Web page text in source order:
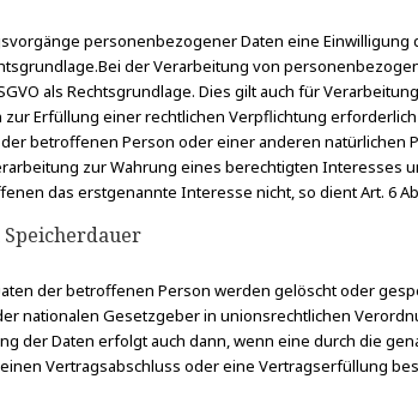
personenbezogener Daten eine
der Verarbeitung von
als Rechtsgrundlage. Dies gilt auch für
Erfüllung einer rechtlichen Verpflichtung erforderlich
betroffenen Person oder einer anderen natürlichen
zur Wahrung eines berechtigten
das erstgenannte Interesse nicht, so dient Art. 6
Speicherdauer
der betroffenen Person werden gelöscht oder
nationalen Gesetzgeber in unionsrechtlichen
der Daten erfolgt auch dann, wenn eine durch die
Vertragsabschluss oder eine Vertragserfüllung